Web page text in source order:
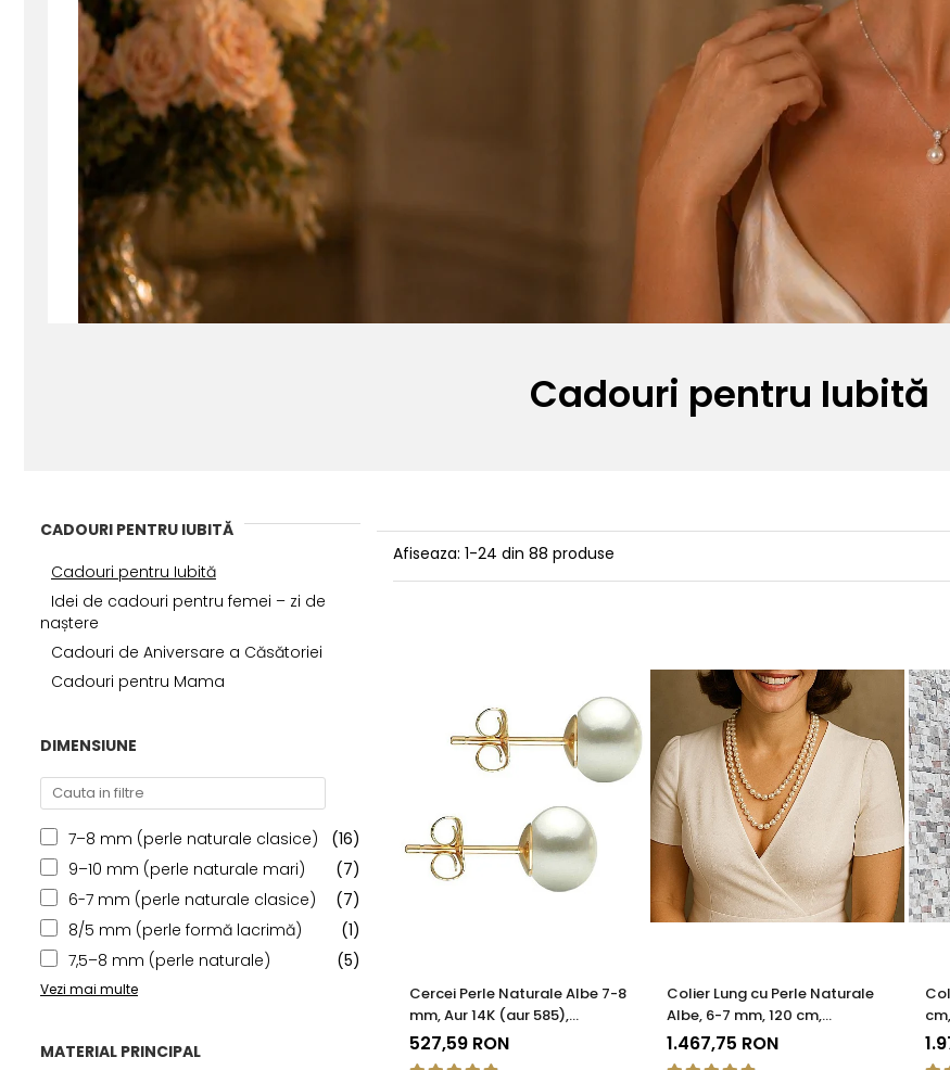
Seturi Perle cu Argint
Brățări cu Perle
Pandantive cu Perle
Brose cu Perle
Cadouri pentru Iubită
CADOURI PENTRU IUBITĂ
Cadouri pentru Iubită
Idei de cadouri pentru femei – zi de
naștere
Cadouri de Aniversare a Căsătoriei
Cadouri pentru Mama
DIMENSIUNE
7–8 mm (perle naturale clasice)
(16)
9–10 mm (perle naturale mari)
(7)
6-7 mm (perle naturale clasice)
(7)
8/5 mm (perle formă lacrimă)
(1)
7,5–8 mm (perle naturale)
(5)
Vezi mai multe
MATERIAL PRINCIPAL
Afiseaza: 1-24 din 88 produse
Cercei Perle Naturale Albe 7-8
mm, Aur 14K (aur 585),
Calitatea AAA | KASKADDA®
527,59 RON
Colier Lung cu Perle Naturale
Albe, 6-7 mm, 120 cm,
Închizătoare Argint 925 |
KASKADDA®
1.467,75 RON